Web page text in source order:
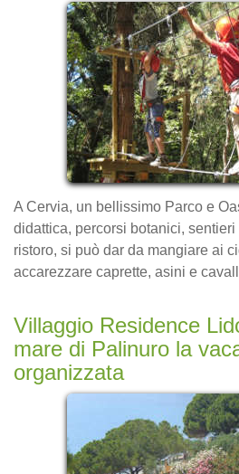
A Cervia, un bellissimo Parco e
didattica, percorsi botanici,
ristoro, si può dar da mangiare ai
accarezzare caprette, asini e
Villaggio Residence
mare di Palinuro la
organizzata